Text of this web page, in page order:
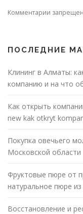
Комментарии
ПОСЛЕДНИЕ
Клининг в Алматы:
компанию и на что
Как открыть
new kak otkryt
Покупка овечьего
Московской области
Фруктовые пюре от
натуральное пюре
Восстановление и